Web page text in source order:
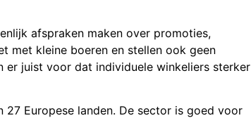
afspraken maken over promoties,
met kleine boeren en stellen ook geen
er juist voor dat individuele winkeliers sterker
Europese landen. De sector is goed voor